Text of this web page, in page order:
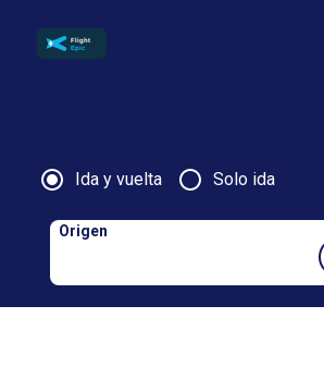
Ida y vuelta Solo ida
Origen